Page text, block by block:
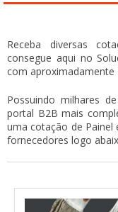
Receba diversas
consegue aqui no
com
Possuindo milhares
portal B2B mais
uma cotação de
fornecedores logo